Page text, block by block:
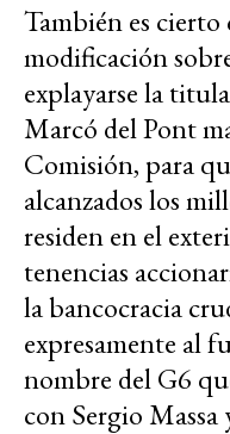
También es
modificación
explayarse la
Marcó del Pont
Comisión, para
alcanzados los
residen en el
tenencias
la bancocracia
expresamente al
nombre del G6
con Sergio